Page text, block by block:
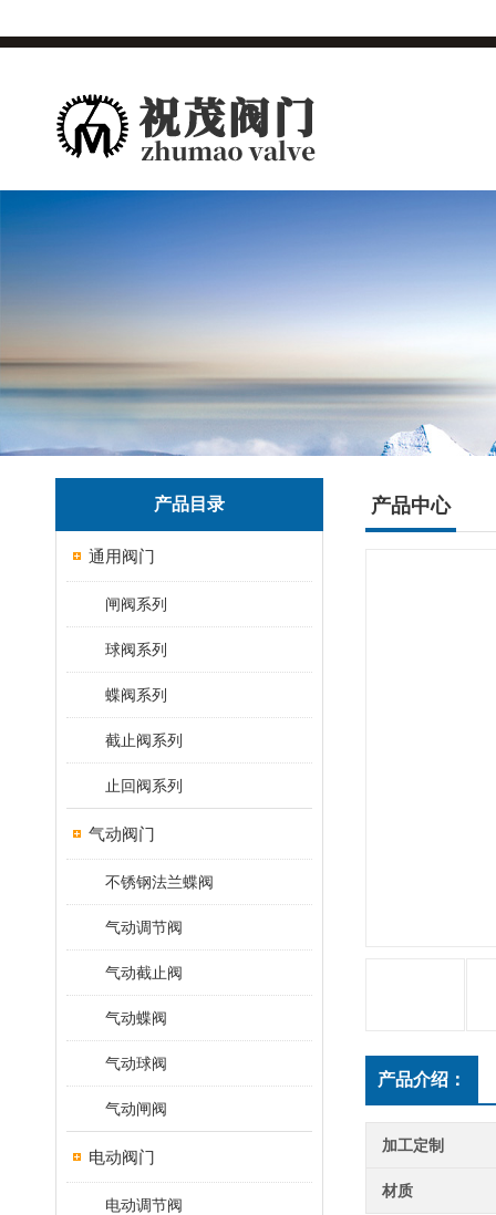
产品目录
通用阀门
闸阀系列
球阀系列
蝶阀系列
截止阀系列
止回阀系列
气动阀门
不锈钢法兰蝶阀
气动调节阀
气动截止阀
气动蝶阀
气动球阀
气动闸阀
电动阀门
电动调节阀
产品中心
产品介绍：
加工定制
材质